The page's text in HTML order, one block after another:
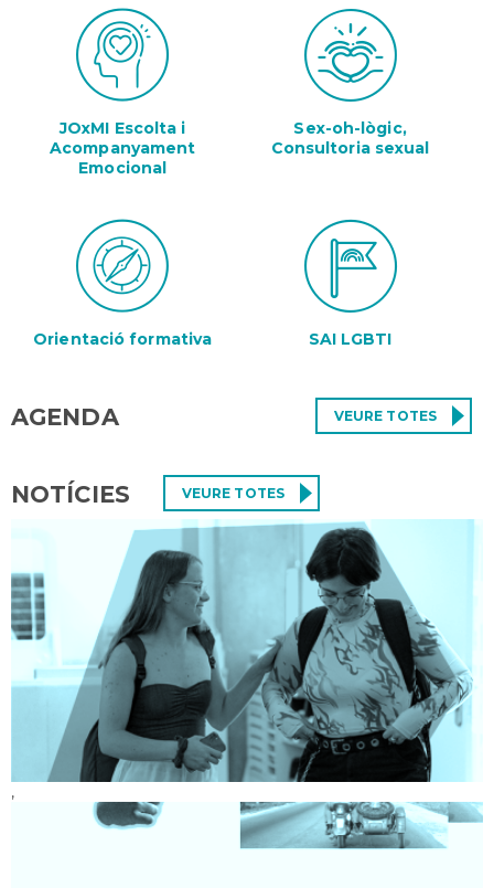
JOxMI Escolta i
Acompanyament
Emocional
Sex-oh-lògic,
Consultoria sexual
Orientació formativa SAI LGBTI
AGENDA VEURE TOTES
NOTÍCIES VEURE TOTES
,